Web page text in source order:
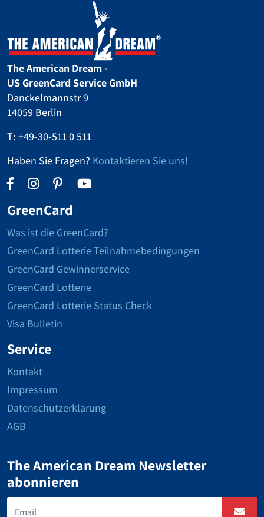
The American Dream -
US GreenCard Service GmbH
Danckelmannstr 9
14059 Berlin
T: +49-30-511 0 511
Haben Sie Fragen? Kontaktieren Sie uns!
GreenCard
Was ist die GreenCard?
GreenCard Lotterie Teilnahmebedingungen
GreenCard Gewinnerservice
GreenCard Lotterie
GreenCard Lotterie Status Check
Visa Bulletin
Service
Kontakt
Impressum
Datenschutzerklärung
AGB
The American Dream Newsletter
abonnieren